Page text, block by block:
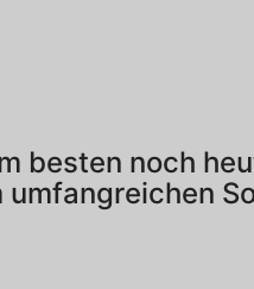
besten noch
umfangreichen